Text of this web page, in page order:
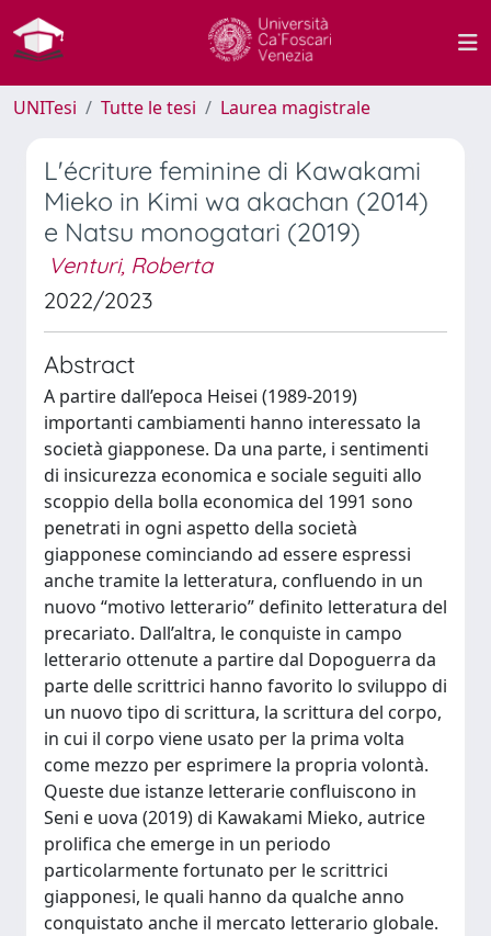
UNITesi Tutte le tesi Laurea magistrale
L'écriture feminine di Kawakami
Mieko in Kimi wa akachan (2014)
e Natsu monogatari (2019)
Venturi, Roberta
2022/2023
Abstract
A partire dall’epoca Heisei (1989-2019)
importanti cambiamenti hanno interessato la
società giapponese. Da una parte, i sentimenti
di insicurezza economica e sociale seguiti allo
scoppio della bolla economica del 1991 sono
penetrati in ogni aspetto della società
giapponese cominciando ad essere espressi
anche tramite la letteratura, confluendo in un
nuovo “motivo letterario” definito letteratura del
precariato. Dall’altra, le conquiste in campo
letterario ottenute a partire dal Dopoguerra da
parte delle scrittrici hanno favorito lo sviluppo di
un nuovo tipo di scrittura, la scrittura del corpo,
in cui il corpo viene usato per la prima volta
come mezzo per esprimere la propria volontà.
Queste due istanze letterarie confluiscono in
Seni e uova (2019) di Kawakami Mieko, autrice
prolifica che emerge in un periodo
particolarmente fortunato per le scrittrici
giapponesi, le quali hanno da qualche anno
conquistato anche il mercato letterario globale.